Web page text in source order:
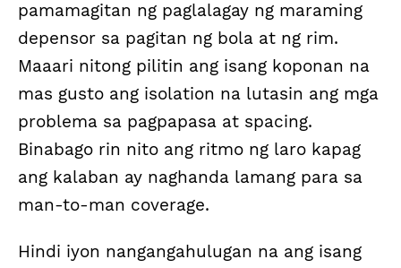
pamamagitan ng paglalagay ng maraming
depensor sa pagitan ng bola at ng rim.
Maaari nitong pilitin ang isang koponan na
mas gusto ang isolation na lutasin ang mga
problema sa pagpapasa at spacing.
Binabago rin nito ang ritmo ng laro kapag
ang kalaban ay naghanda lamang para sa
man-to-man coverage.
Hindi iyon nangangahulugan na ang isang